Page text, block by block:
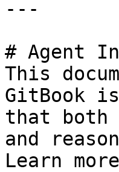
---
# Agent
This
GitBook
that both
and
Learn